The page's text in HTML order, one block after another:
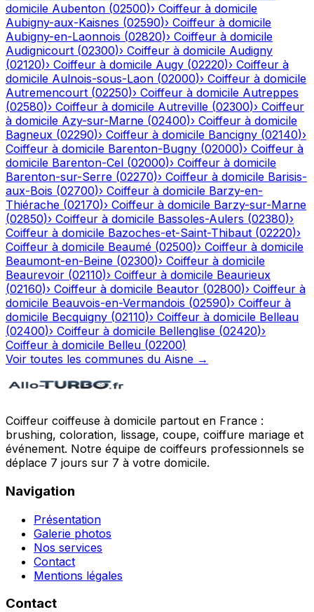
domicile Aubenton (02500)› Coiffeur à domicile
Aubigny-aux-Kaisnes (02590)› Coiffeur à domicile
Aubigny-en-Laonnois (02820)› Coiffeur à domicile
Audignicourt (02300)› Coiffeur à domicile Audigny
(02120)› Coiffeur à domicile Augy (02220)› Coiffeur à
domicile Aulnois-sous-Laon (02000)› Coiffeur à domicile
Autremencourt (02250)› Coiffeur à domicile Autreppes
(02580)› Coiffeur à domicile Autreville (02300)› Coiffeur
à domicile Azy-sur-Marne (02400)› Coiffeur à domicile
Bagneux (02290)› Coiffeur à domicile Bancigny (02140)›
Coiffeur à domicile Barenton-Bugny (02000)› Coiffeur à
domicile Barenton-Cel (02000)› Coiffeur à domicile
Barenton-sur-Serre (02270)› Coiffeur à domicile Barisis-
aux-Bois (02700)› Coiffeur à domicile Barzy-en-
Thiérache (02170)› Coiffeur à domicile Barzy-sur-Marne
(02850)› Coiffeur à domicile Bassoles-Aulers (02380)›
Coiffeur à domicile Bazoches-et-Saint-Thibaut (02220)›
Coiffeur à domicile Beaumé (02500)› Coiffeur à domicile
Beaumont-en-Beine (02300)› Coiffeur à domicile
Beaurevoir (02110)› Coiffeur à domicile Beaurieux
(02160)› Coiffeur à domicile Beautor (02800)› Coiffeur à
domicile Beauvois-en-Vermandois (02590)› Coiffeur à
domicile Becquigny (02110)› Coiffeur à domicile Belleau
(02400)› Coiffeur à domicile Bellenglise (02420)›
Coiffeur à domicile Belleu (02200)
Voir toutes les communes du Aisne →
Coiffeur coiffeuse à domicile partout en France :
brushing, coloration, lissage, coupe, coiffure mariage et
événement. Notre équipe de coiffeurs professionnels se
déplace 7 jours sur 7 à votre domicile.
Navigation
Présentation
Galerie photos
Nos services
Contact
Mentions légales
Contact